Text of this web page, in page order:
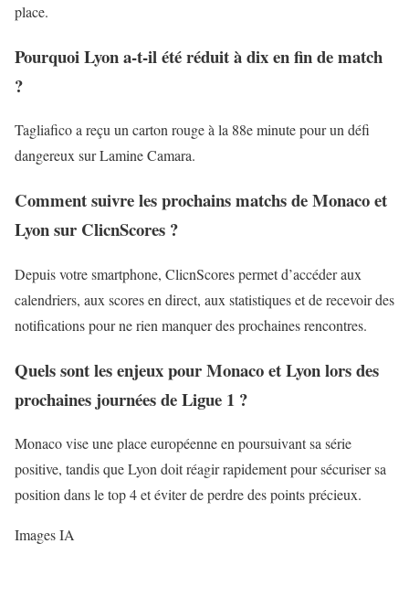
place.
Pourquoi Lyon a-t-il été réduit à dix en fin de match
?
Tagliafico a reçu un carton rouge à la 88e minute pour un défi
dangereux sur Lamine Camara.
Comment suivre les prochains matchs de Monaco et
Lyon sur ClicnScores ?
Depuis votre smartphone, ClicnScores permet d’accéder aux
calendriers, aux scores en direct, aux statistiques et de recevoir des
notifications pour ne rien manquer des prochaines rencontres.
Quels sont les enjeux pour Monaco et Lyon lors des
prochaines journées de Ligue 1 ?
Monaco vise une place européenne en poursuivant sa série
positive, tandis que Lyon doit réagir rapidement pour sécuriser sa
position dans le top 4 et éviter de perdre des points précieux.
Images IA